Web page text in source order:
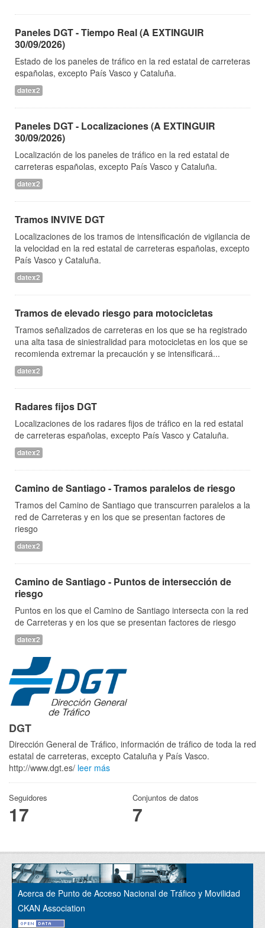
Paneles DGT - Tiempo Real (A EXTINGUIR
30/09/2026)
Estado de los paneles de tráfico en la red estatal de carreteras
españolas, excepto País Vasco y Cataluña.
datex2
Paneles DGT - Localizaciones (A EXTINGUIR
30/09/2026)
Localización de los paneles de tráfico en la red estatal de
carreteras españolas, excepto País Vasco y Cataluña.
datex2
Tramos INVIVE DGT
Localizaciones de los tramos de intensificación de vigilancia de
la velocidad en la red estatal de carreteras españolas, excepto
País Vasco y Cataluña.
datex2
Tramos de elevado riesgo para motocicletas
Tramos señalizados de carreteras en los que se ha registrado
una alta tasa de siniestralidad para motocicletas en los que se
recomienda extremar la precaución y se intensificará...
datex2
Radares fijos DGT
Localizaciones de los radares fijos de tráfico en la red estatal
de carreteras españolas, excepto País Vasco y Cataluña.
datex2
Camino de Santiago - Tramos paralelos de riesgo
Tramos del Camino de Santiago que transcurren paralelos a la
red de Carreteras y en los que se presentan factores de
riesgo
datex2
Camino de Santiago - Puntos de intersección de
riesgo
Puntos en los que el Camino de Santiago intersecta con la red
de Carreteras y en los que se presentan factores de riesgo
datex2
DGT
Dirección General de Tráfico, información de tráfico de toda la red
estatal de carreteras, excepto Cataluña y País Vasco.
http://www.dgt.es/ leer más
Seguidores
17
Conjuntos de datos
7
Acerca de Punto de Acceso Nacional de Tráfico y Movilidad
CKAN Association